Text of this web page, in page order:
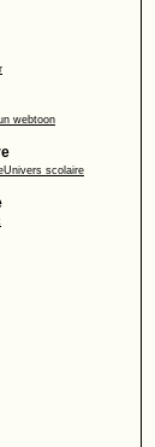
webtoon
Univers scolaire